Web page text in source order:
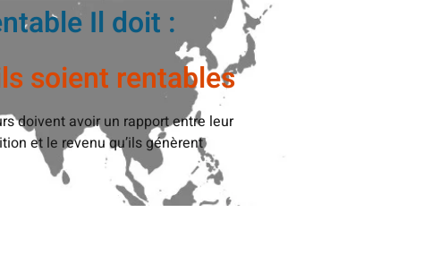
Il doit :
soient rentables
doivent avoir un rapport entre leur
et le revenu qu’ils génèrent